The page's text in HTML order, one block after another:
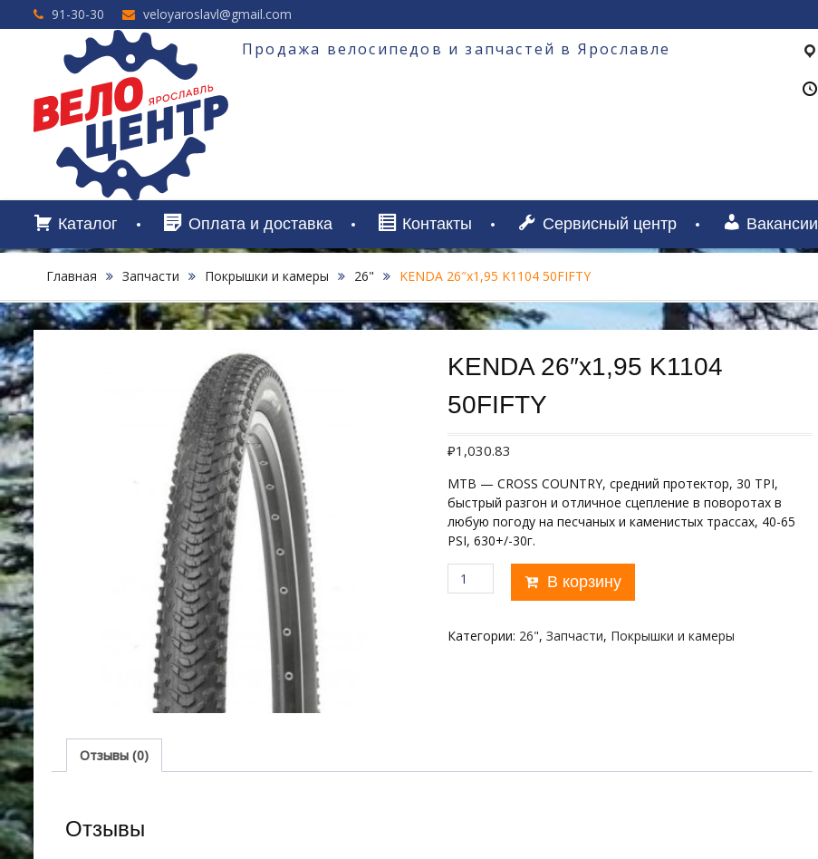
Перейти
к
91-30-30 veloyaroslavl@gmail.com
Продажа велосипедов и запчастей в Ярославле
Каталог Оплата и доставка Контакты Сервисный центр Вакансии
Главная Запчасти Покрышки и камеры 26" KENDA 26″х1,95 K1104 50FIFTY
KENDA 26″х1,95 K1104
50FIFTY
₽1,030.83
MTB — CROSS COUNTRY, средний протектор, 30 TPI,
быстрый разгон и отличное сцепление в поворотах в
любую погоду на песчаных и каменистых трассах, 40-65
PSI, 630+/-30г.
Количество
товара
26"х1,95
В корзину
Категории: 26", Запчасти, Покрышки и камеры
Отзывы (0)
Отзывы